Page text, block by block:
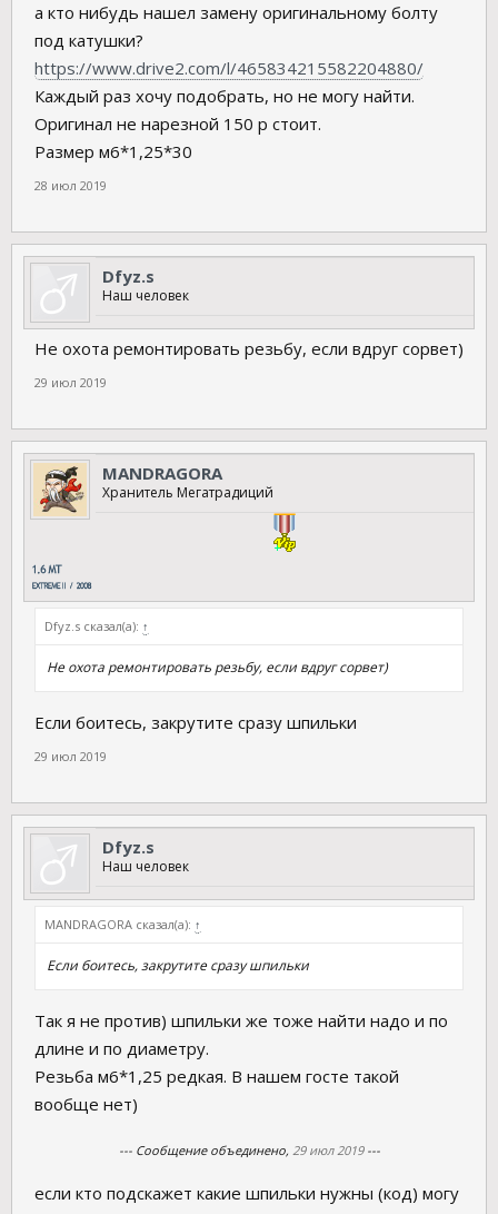
а кто нибудь нашел замену оригинальному болту
под катушки?
https://www.drive2.com/l/465834215582204880/
Каждый раз хочу подобрать, но не могу найти.
Оригинал не нарезной 150 р стоит.
Размер м6*1,25*30
28 июл 2019
Dfyz.s
Наш человек
Не охота ремонтировать резьбу, если вдруг сорвет)
29 июл 2019
MANDRAGORA
Хранитель Мегатрадиций
Dfyz.s сказал(а): ↑
Не охота ремонтировать резьбу, если вдруг сорвет)
Если боитесь, закрутите сразу шпильки
29 июл 2019
Dfyz.s
Наш человек
MANDRAGORA сказал(а): ↑
Если боитесь, закрутите сразу шпильки
Так я не против) шпильки же тоже найти надо и по
длине и по диаметру.
Резьба м6*1,25 редкая. В нашем госте такой
вообще нет)
--- Сообщение объединено, 29 июл 2019---
если кто подскажет какие шпильки нужны (код) могу